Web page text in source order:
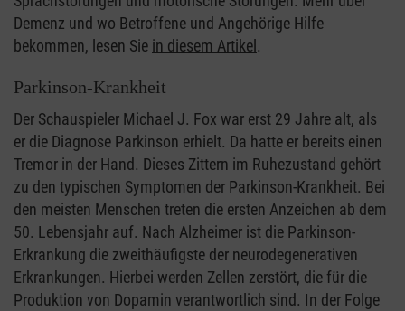
Demenz und wo Betroffene und Angehörige Hilfe
bekommen, lesen Sie in diesem Artikel .
Parkinson-Krankheit
Der Schauspieler Michael J. Fox war erst 29 Jahre alt, als
er die Diagnose Parkinson erhielt. Da hatte er bereits einen
Tremor in der Hand. Dieses Zittern im Ruhezustand gehört
zu den typischen Symptomen der Parkinson-Krankheit. Bei
den meisten Menschen treten die ersten Anzeichen ab dem
50. Lebensjahr auf. Nach Alzheimer ist die Parkinson-
Erkrankung die zweithäufigste der neurodegenerativen
Erkrankungen. Hierbei werden Zellen zerstört, die für die
Produktion von Dopamin verantwortlich sind. In der Folge